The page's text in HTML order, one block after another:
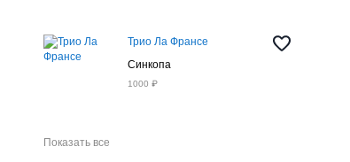
Трио Ла Франсе
Синкопа
1000 ₽
Показать все